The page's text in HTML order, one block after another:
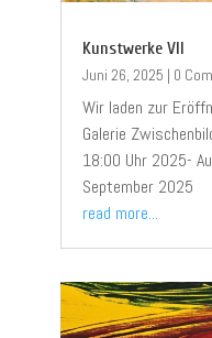
Kunstwerke VII
Juni 26, 2025 | 0
Wir laden zur
Galerie
18:00 Uhr 2025-
September 2025
read more...